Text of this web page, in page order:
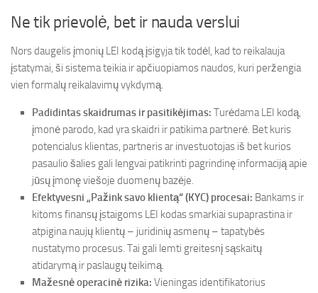
Ne tik prievolė, bet ir nauda verslui
Nors daugelis įmonių LEI kodą įsigyja tik todėl, kad to reikalauja
įstatymai, ši sistema teikia ir apčiuopiamos naudos, kuri peržengia
vien formalų reikalavimų vykdymą.
Padidintas skaidrumas ir pasitikėjimas: Turėdama LEI kodą,
įmonė parodo, kad yra skaidri ir patikima partnerė. Bet kuris
potencialus klientas, partneris ar investuotojas iš bet kurios
pasaulio šalies gali lengvai patikrinti pagrindinę informaciją apie
jūsų įmonę viešoje duomenų bazėje.
Efektyvesni „Pažink savo klientą“ (KYC) procesai: Bankams ir
kitoms finansų įstaigoms LEI kodas smarkiai supaprastina ir
atpigina naujų klientų – juridinių asmenų – tapatybės
nustatymo procesus. Tai gali lemti greitesnį sąskaitų
atidarymą ir paslaugų teikimą.
Mažesnė operacinė rizika: Vieningas identifikatorius